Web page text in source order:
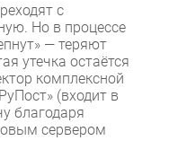
с
Но в процессе
— теряют
утечка остаётся
комплексной
(входит в
благодаря
сервером